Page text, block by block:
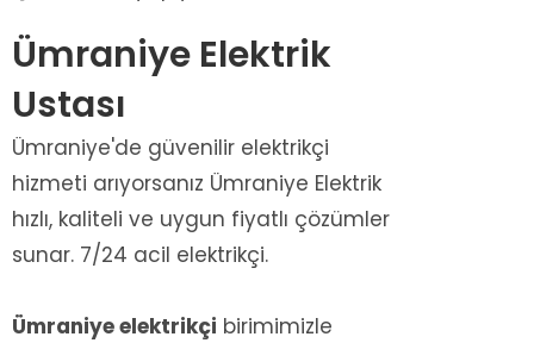
Ümraniye Elektrik
Ustası
Ümraniye'de güvenilir elektrikçi
hizmeti arıyorsanız Ümraniye Elektrik
hızlı, kaliteli ve uygun fiyatlı çözümler
sunar. 7/24 acil elektrikçi.
Ümraniye elektrikçi birimimizle